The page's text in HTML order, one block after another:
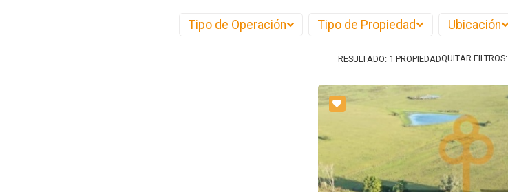
Tipo de Operación Tipo de Propiedad Ubicación
RESULTADO: 1 PROPIEDADQUITAR FILTROS: